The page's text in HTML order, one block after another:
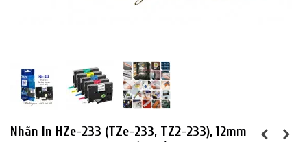
Nhãn In HZe-233 (TZe-233, TZ2-233), 12mm